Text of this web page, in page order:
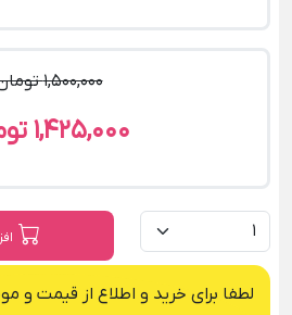
1,500,000 تومان
1,425,000 تومان
لطفا برای خرید و اطلاع از قیمت و